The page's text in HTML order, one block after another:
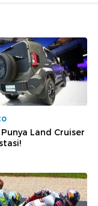
Land Cruiser